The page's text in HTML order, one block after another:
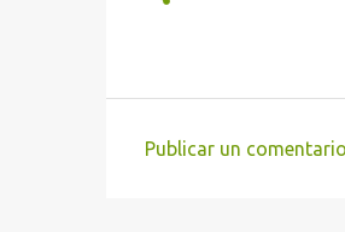
Publicar un comentario